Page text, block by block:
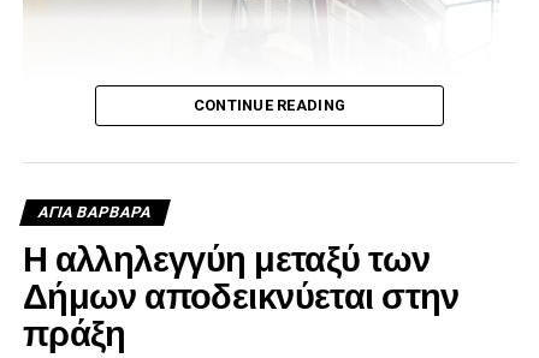
CONTINUE READING
ΑΓΙΑ ΒΑΡΒΑΡΑ
Η αλληλεγγύη μεταξύ των
Δήμων αποδεικνύεται στην
πράξη